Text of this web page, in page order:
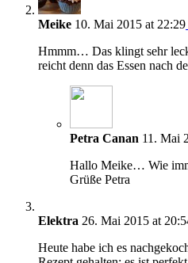
Meike 10. Mai 2015 at 22:29
Hmmm… Das klingt sehr
reicht denn das Essen nach
Petra Canan 11. Mai
Hallo Meike… Wie
Grüße Petra
Elektra 26. Mai 2015 at
Heute habe ich es